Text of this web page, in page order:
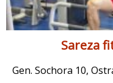
Sareza
Gen. Sochora 10,